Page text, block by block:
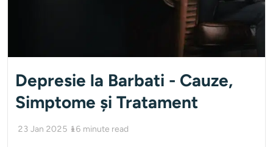
Depresie la Barbati - Cauze,
Simptome și Tratament
23 Jan 2025 16 minute read